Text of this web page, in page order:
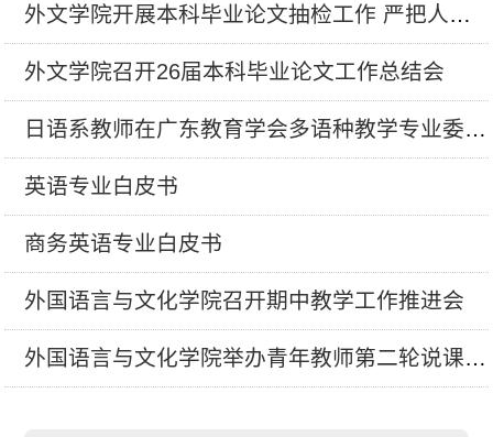
外文学院开展本科毕业论文抽检工作 严把人才培养质量关
外文学院召开26届本科毕业论文工作总结会
日语系教师在广东教育学会多语种教学专业委员会征文活动中喜...
英语专业白皮书
商务英语专业白皮书
外国语言与文化学院召开期中教学工作推进会
外国语言与文化学院举办青年教师第二轮说课展示活动